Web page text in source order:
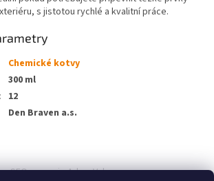
s jistotou rychlé a kvalitní práce.
Chemické kotvy
300 ml
: 12
Den Braven a.s.
SEO spravuje Adam Vala